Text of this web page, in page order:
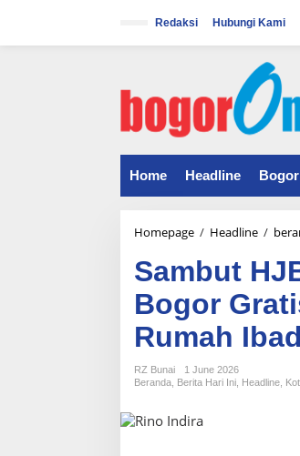
i
Redaksi Hubungi Kami
Home Headline
Homepage / Headline /
Sambut
Bogor
Rumah
RZ Bunai
1 June 2026
Beranda Berita Hari Ini Headline